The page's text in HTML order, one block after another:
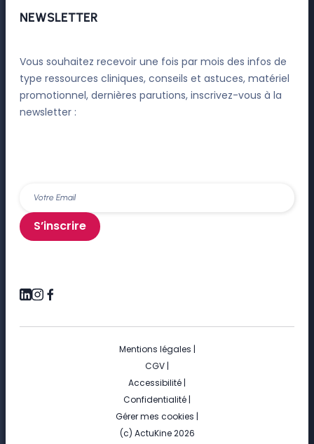
NEWSLETTER
Vous souhaitez recevoir une fois par mois des infos de
type ressources cliniques, conseils et astuces, matériel
promotionnel, dernières parutions, inscrivez-vous à la
newsletter :
S’inscrire
Mentions légales |
CGV |
Accessibilité |
Confidentialité |
Gérer mes cookies |
(c) ActuKine 2026